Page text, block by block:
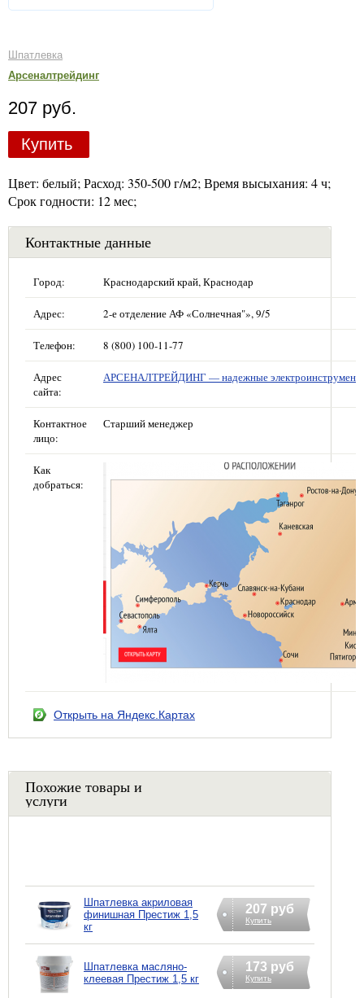
Шпатлевка
Арсеналтрейдинг
207 руб.
Купить
Цвет: белый; Расход: 350-500 г/м2; Время высыхания: 4 ч;
Срок годности: 12 мес;
Контактные данные
Город: Краснодарский край, Краснодар
Адрес: 2-е отделение АФ «Солнечная"», 9/5
Телефон: 8 (800) 100-11-77
Адрес
сайта:
АРСЕНАЛТРЕЙДИНГ — надежные
Контактное
лицо:
Старший менеджер
Как
добраться:
Открыть на Яндекс.Картах
Похожие товары и
услуги
Шпатлевка акриловая
финишная Престиж 1,5
кг
207 руб
Купить
Шпатлевка масляно-
клеевая Престиж 1,5 кг
173 руб
Купить